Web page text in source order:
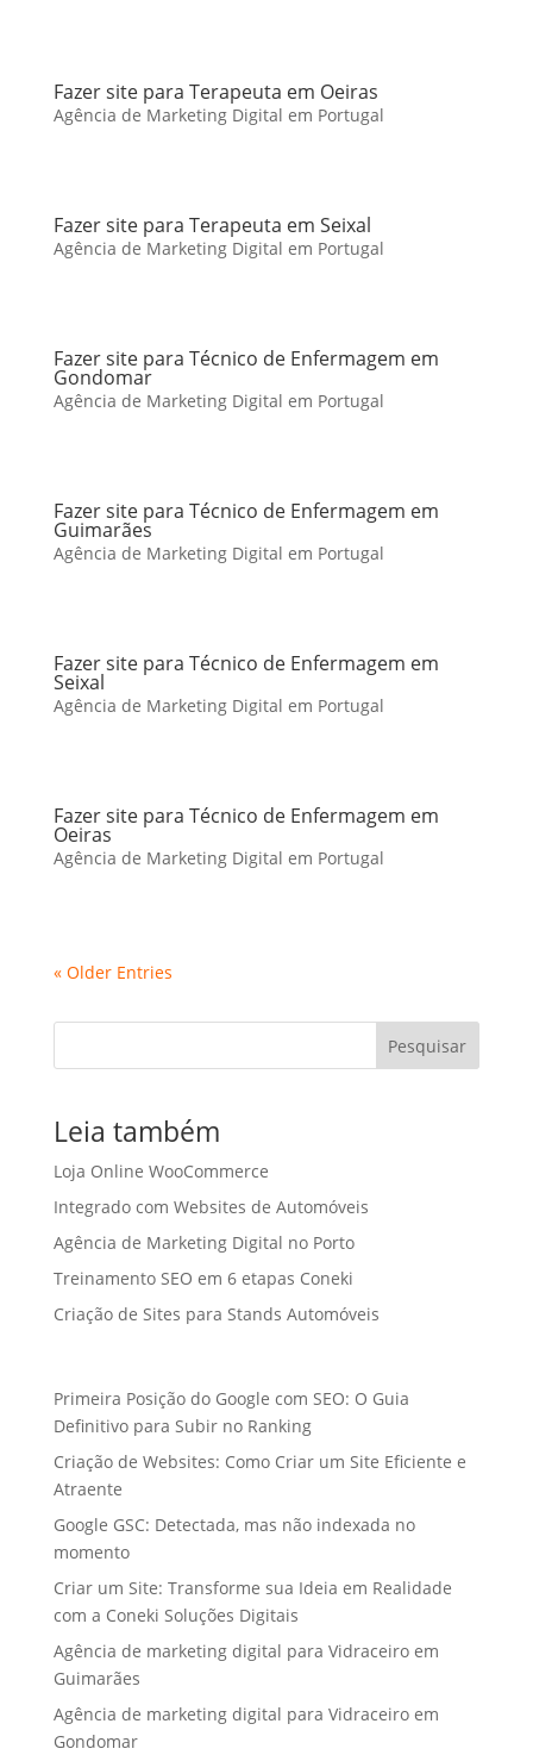
Fazer site para Terapeuta em Oeiras
Agência de Marketing Digital em Portugal
Fazer site para Terapeuta em Seixal
Agência de Marketing Digital em Portugal
Fazer site para Técnico de Enfermagem em
Gondomar
Agência de Marketing Digital em Portugal
Fazer site para Técnico de Enfermagem em
Guimarães
Agência de Marketing Digital em Portugal
Fazer site para Técnico de Enfermagem em
Seixal
Agência de Marketing Digital em Portugal
Fazer site para Técnico de Enfermagem em
Oeiras
Agência de Marketing Digital em Portugal
« Older Entries
Pesquisar
Leia também
Loja Online WooCommerce
Integrado com Websites de Automóveis
Agência de Marketing Digital no Porto
Treinamento SEO em 6 etapas Coneki
Criação de Sites para Stands Automóveis
Primeira Posição do Google com SEO: O Guia
Definitivo para Subir no Ranking
Criação de Websites: Como Criar um Site Eficiente e
Atraente
Google GSC: Detectada, mas não indexada no
momento
Criar um Site: Transforme sua Ideia em Realidade
com a Coneki Soluções Digitais
Agência de marketing digital para Vidraceiro em
Guimarães
Agência de marketing digital para Vidraceiro em
Gondomar